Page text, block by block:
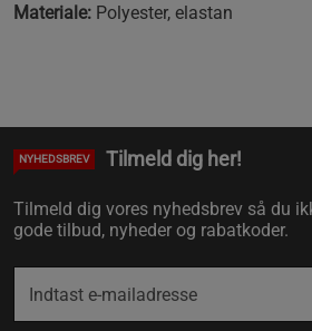
Materiale: Polyester, elastan
NYHEDSBREV Tilmeld dig her!
Tilmeld dig vores nyhedsbrev så du
gode tilbud, nyheder og rabatkoder.